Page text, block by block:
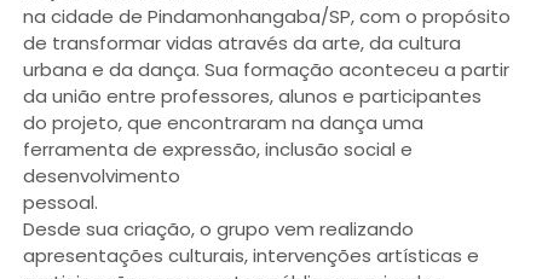
na cidade de Pindamonhangaba/SP, com o propósito
de transformar vidas através da arte, da cultura
urbana e da dança. Sua formação aconteceu a partir
da união entre professores, alunos e participantes
do projeto, que encontraram na dança uma
ferramenta de expressão, inclusão social e
desenvolvimento
pessoal.
Desde sua criação, o grupo vem realizando
apresentações culturais, intervenções artísticas e